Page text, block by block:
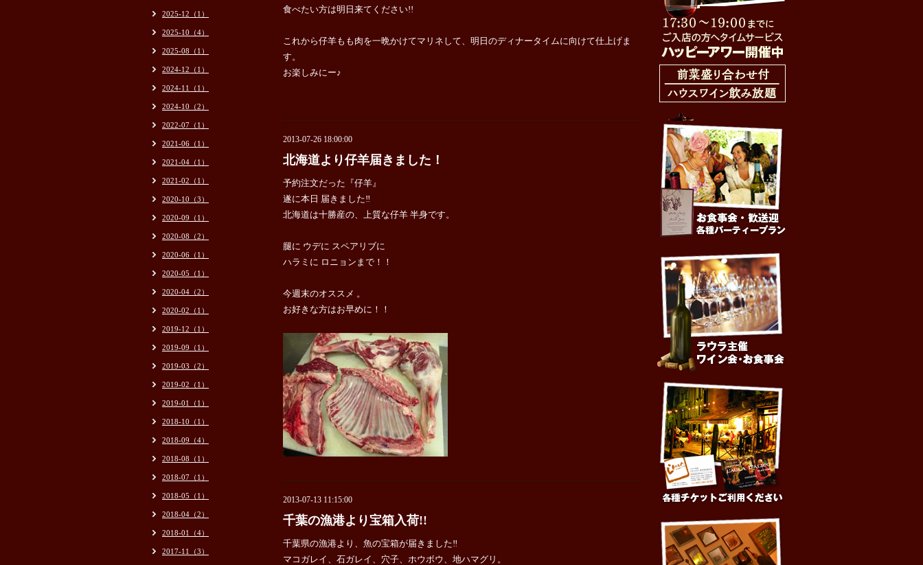
食べたい方は明日来てください!!
これから仔羊もも肉を一晩かけてマリネして、明日のディナータイムに向けて仕上げま
す。
お楽しみにー♪
2013-07-26 18:00:00
北海道より仔羊届きました！
予約注文だった『仔羊』
遂に本日 届きました‼
北海道は十勝産の、上質な仔羊 半身です。
腿に ウデに スペアリブに
ハラミに ロニョンまで！！
今週末のオススメ 。
お好きな方はお早めに！！
2013-07-13 11:15:00
千葉の漁港より宝箱入荷!!
千葉県の漁港より、魚の宝箱が届きました‼
マコガレイ、石ガレイ、穴子、ホウボウ、地ハマグリ。
2025-12（1）
2025-10（4）
2025-08（1）
2024-12（1）
2024-11（1）
2024-10（2）
2022-07（1）
2021-06（1）
2021-04（1）
2021-02（1）
2020-10（3）
2020-09（1）
2020-08（2）
2020-06（1）
2020-05（1）
2020-04（2）
2020-02（1）
2019-12（1）
2019-09（1）
2019-03（2）
2019-02（1）
2019-01（1）
2018-10（1）
2018-09（4）
2018-08（1）
2018-07（1）
2018-05（1）
2018-04（2）
2018-01（4）
2017-11（3）